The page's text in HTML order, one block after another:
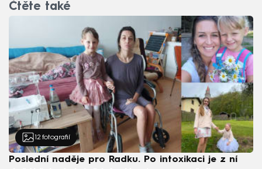
Čtěte také
12 fotografií
Poslední naděje pro Radku. Po intoxikaci je z ní